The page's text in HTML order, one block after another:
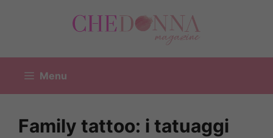
Menu
Family tattoo: i tatuaggi